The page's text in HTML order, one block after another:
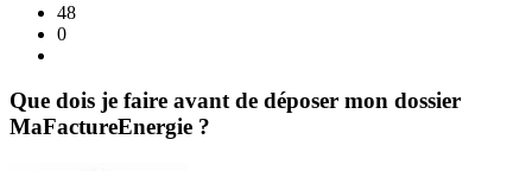
48
0
Que dois je faire avant de déposer mon dossier
MaFactureEnergie ?